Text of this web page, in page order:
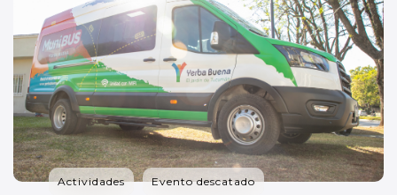
Actividades Evento descatado